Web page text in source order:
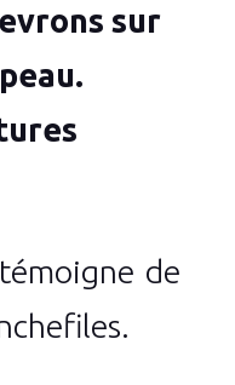
sur
de